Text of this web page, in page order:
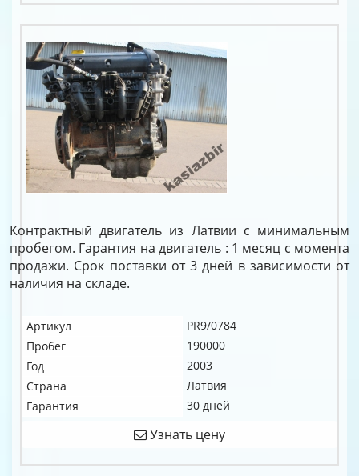
Контрактный двигатель из Латвии с минимальным
пробегом. Гарантия на двигатель : 1 месяц с момента
продажи. Срок поставки от 3 дней в зависимости от
наличия на складе.
Артикул
PR9/0784
Пробег
190000
Год
2003
Страна
Латвия
Гарантия
30 дней
Узнать цену